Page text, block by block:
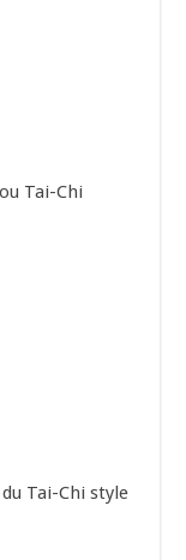
Tai-Chi
Tai-Chi style